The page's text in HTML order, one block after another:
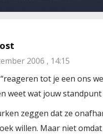
2006 , 14:15
tot je een ons
weet wat jouw standpunt
zeggen dat ze
willen. Maar niet